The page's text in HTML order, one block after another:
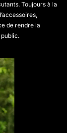
Toujours à la
de rendre la
public.